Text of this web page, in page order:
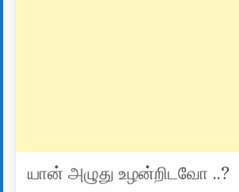
யான் அழுது உழன்றிடவோ ..?